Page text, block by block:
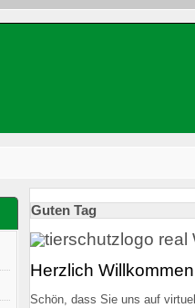
Guten Tag
Herzlich
Schön, dass Sie uns auf